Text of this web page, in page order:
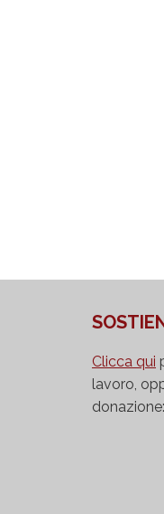
Clicca qui
lavoro,
donazione: